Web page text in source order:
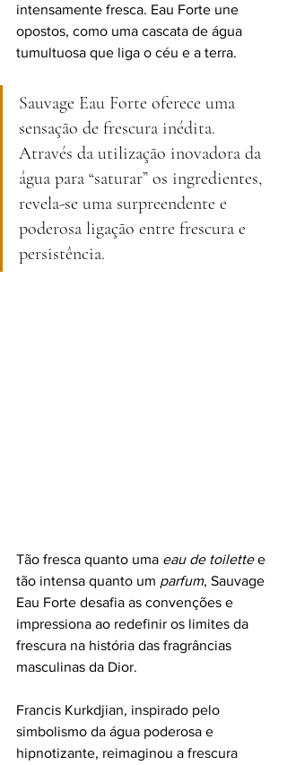
intensamente fresca. Eau Forte une
opostos, como uma cascata de água
tumultuosa que liga o céu e a terra.
Sauvage Eau Forte oferece uma
sensação de frescura inédita.
Através da utilização inovadora da
água para “saturar” os ingredientes,
revela-se uma surpreendente e
poderosa ligação entre frescura e
persistência.
Tão fresca quanto uma eau de toilette e
tão intensa quanto um parfum, Sauvage
Eau Forte desafia as convenções e
impressiona ao redefinir os limites da
frescura na história das fragrâncias
masculinas da Dior.
Francis Kurkdjian, inspirado pelo
simbolismo da água poderosa e
hipnotizante, reimaginou a frescura